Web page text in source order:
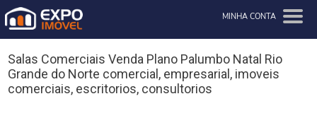
MINHA CONTA
Salas Comerciais Venda Plano Palumbo Natal Rio
Grande do Norte comercial, empresarial, imoveis
comerciais, escritorios, consultorios